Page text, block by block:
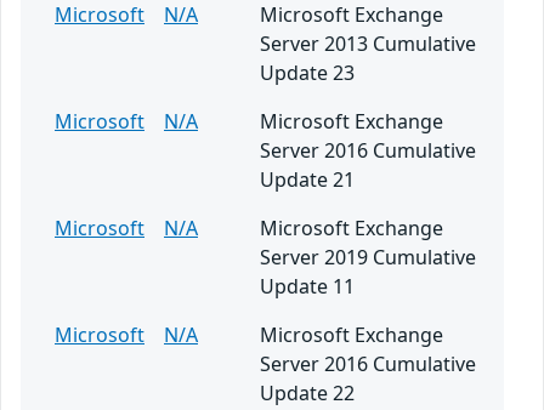
Microsoft N/A
Microsoft Exchange
Server 2013 Cumulative
Update 23
Microsoft
N/A
Microsoft Exchange
Server 2016 Cumulative
Update 21
Microsoft
N/A
Microsoft Exchange
Server 2019 Cumulative
Update 11
Microsoft
N/A
Microsoft Exchange
Server 2016 Cumulative
Update 22